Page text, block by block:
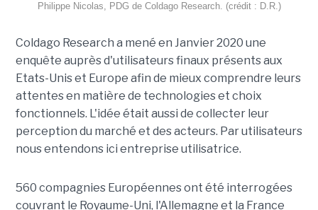
Philippe Nicolas, PDG de Coldago Research. (crédit : D.R.)
Coldago Research a mené en Janvier 2020 une
enquête auprès d'utilisateurs finaux présents aux
Etats-Unis et Europe afin de mieux comprendre leurs
attentes en matière de technologies et choix
fonctionnels. L'idée était aussi de collecter leur
perception du marché et des acteurs. Par utilisateurs
nous entendons ici entreprise utilisatrice.
560 compagnies Européennes ont été interrogées
couvrant le Royaume-Uni, l'Allemagne et la France